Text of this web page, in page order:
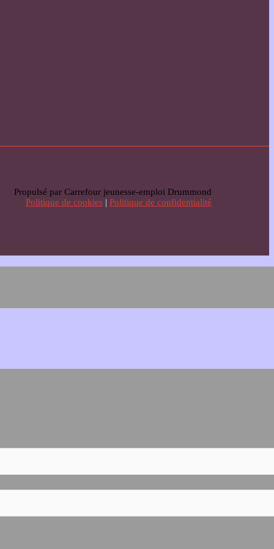
Propulsé par Carrefour jeunesse-emploi Drummond
Politique de cookies | Politique de confidentialité